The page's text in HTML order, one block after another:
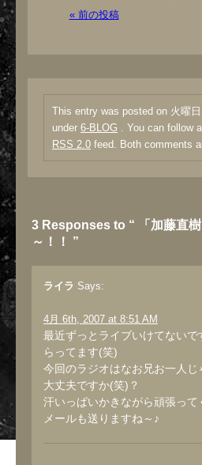
« 前の投稿
This entry was posted on 火曜
under 6-BLOG . You can follow
RSS 2.0 feed. Both comments
3 Responses to “ 「加藤直
～！！ ”
ライラ Says:
4月 6th, 2007 at 8:51 AM
最近ずっとライブいけてない
らってます(笑)
今回のラジオはなお兄お一人じ
大丈夫ですか(笑)？
汗いっぱいかきながら頑張って
メールも送りますね～♪